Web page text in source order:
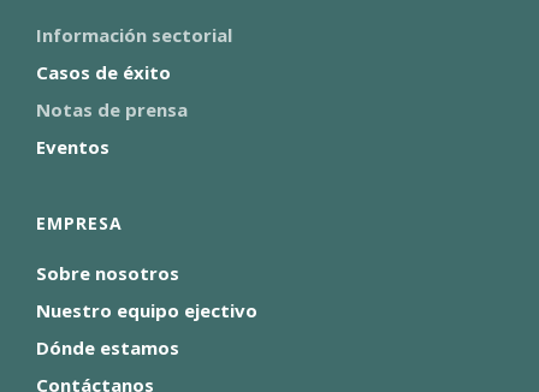
Información sectorial
Casos de éxito
Notas de prensa
Eventos
EMPRESA
Sobre nosotros
Nuestro equipo ejectivo
Dónde estamos
Contáctanos